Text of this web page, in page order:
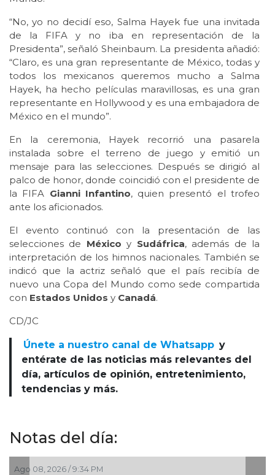
“No, yo no decidí eso, Salma Hayek fue una invitada
de la FIFA y no iba en representación de la
Presidenta”, señaló Sheinbaum. La presidenta añadió:
“Claro, es una gran representante de México, todas y
todos los mexicanos queremos mucho a Salma
Hayek, ha hecho películas maravillosas, es una gran
representante en Hollywood y es una embajadora de
México en el mundo”.
En la ceremonia, Hayek recorrió una pasarela
instalada sobre el terreno de juego y emitió un
mensaje para las selecciones. Después se dirigió al
palco de honor, donde coincidió con el presidente de
la FIFA Gianni Infantino, quien presentó el trofeo
ante los aficionados.
El evento continuó con la presentación de las
selecciones de México y Sudáfrica, además de la
interpretación de los himnos nacionales. También se
indicó que la actriz señaló que el país recibía de
nuevo una Copa del Mundo como sede compartida
con Estados Unidos y Canadá.
CD/JC
Únete a nuestro canal de Whatsapp y
entérate de las noticias más relevantes del
día, artículos de opinión, entretenimiento,
tendencias y más.
Notas del día:
Ago 05, 2026 / 8:55 PM